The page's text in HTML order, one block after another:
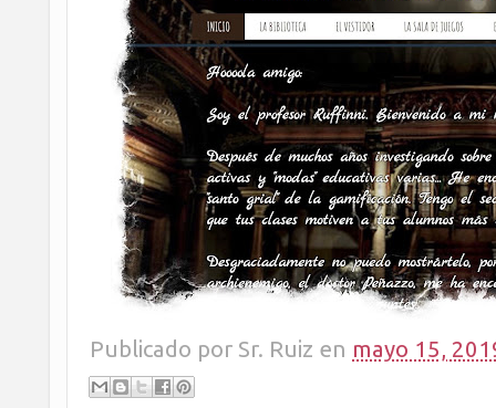
Publicado por Sr. Ruiz en mayo 15,